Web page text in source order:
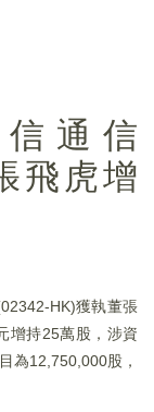
通信
飛虎增
HK)獲執董張
增持25萬股，涉資
為12,750,000股，